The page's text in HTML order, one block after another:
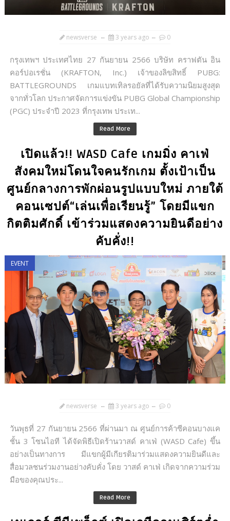
newsverse 3 years ago 0
กรุงเทพฯ ประเทศไทย 27 กันยายน 2566 บริษัท คราฟตัน อิน
คอร์ปอเรชั่น (KRAFTON, Inc.) เจ้าของลิขสิทธิ์ PUBG:
BATTLEGROUNDS เกมแบทเทิลรอยัลที่ได้รับความนิยมสูงสุด
จากทั่วโลก ประกาศจัดการแข่งขัน PUBG Global Championship
(PGC) ประจำปี 2023 ที่กรุงเทพ ประเท...
Read More
เปิดแล้ว!! WASD Cafe เกมมิ่ง คาเฟ่
สังคมใหม่โดนใจคนรักเกม ตั้งเป้าเป็น
ศูนย์กลางการพักผ่อนรูปแบบใหม่ ภายใต้
คอนเซปต์“เล่นเพื่อเรียนรู้” โดยมีแขก
กิตติมศักดิ์ เข้าร่วมแสดงความยินดีอย่าง
คับคั่ง!!
EVENT
newsverse 3 years ago 0
วันพุธที่ 27 กันยายน 2566 ที่ผ่านมา ณ ศูนย์การค้าซีคอนบางแค
ชั้น 3 โซนไอที ได้จัดพิธีเปิดร้านวาสด์ คาเฟ่ (WASD Cafe) ขึ้น
อย่างเป็นทางการ มีแขกผู้มีเกียรติมาร่วมแสดงความยินดีและ
สื่อมวลชนร่วมงานอย่างคับคั่ง โดย วาสด์ คาเฟ่ เกิดจากความร่วม
มือของคุณประ...
Read More